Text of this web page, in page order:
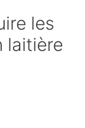
les
laitière